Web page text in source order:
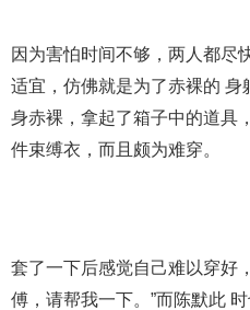
因为害怕时间不够，两人都尽
适宜，仿佛就是为了赤裸的
身赤裸，拿起了箱子中的道具
件束缚衣，而且颇为难穿。
套了一下后感觉自己难以穿好
傅，请帮我一下。”而陈默此